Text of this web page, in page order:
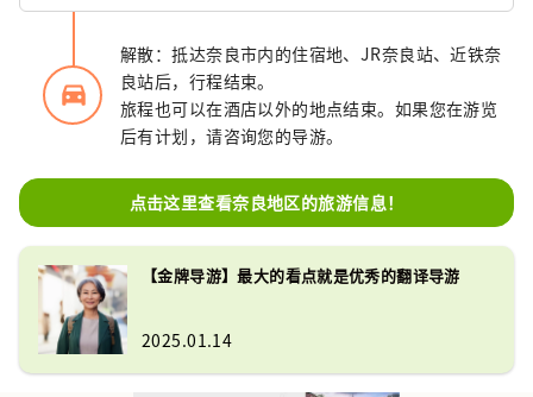
directions_car_filled
解散：抵达奈良市内的住宿地、JR奈良站、近铁奈
良站后，行程结束。
旅程也可以在酒店以外的地点结束。如果您在游览
后有计划，请咨询您的导游。
点击这里查看奈良地区的旅游信息！
【金牌导游】最大的看点就是优秀的翻译导游
2025.01.14